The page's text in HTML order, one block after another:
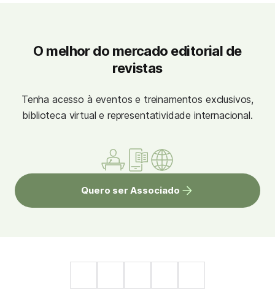
O melhor do mercado editorial de
revistas
Tenha acesso à eventos e treinamentos exclusivos,
biblioteca virtual e representatividade internacional.
Quero ser Associado